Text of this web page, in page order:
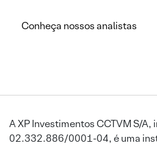
Conheça nossos analistas
A XP Investimentos CCTVM S/A,
02.332.886/0001-04, é uma